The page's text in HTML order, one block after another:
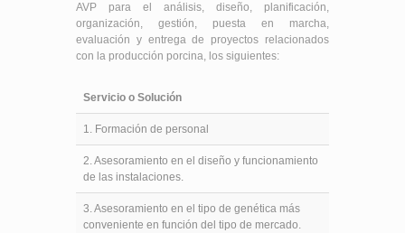
AVP para el análisis, diseño, planificación,
organización, gestión, puesta en marcha,
evaluación y entrega de proyectos relacionados
con la producción porcina, los siguientes:
Servicio o Solución
1. Formación de personal
2. Asesoramiento en el diseño y funcionamiento
de las instalaciones.
3. Asesoramiento en el tipo de genética más
conveniente en función del tipo de mercado.